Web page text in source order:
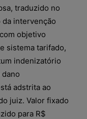
traduzido no
intervenção
objetivo
sistema tarifado,
indenizatório
adstrita ao
juiz. Valor fixado
para R$